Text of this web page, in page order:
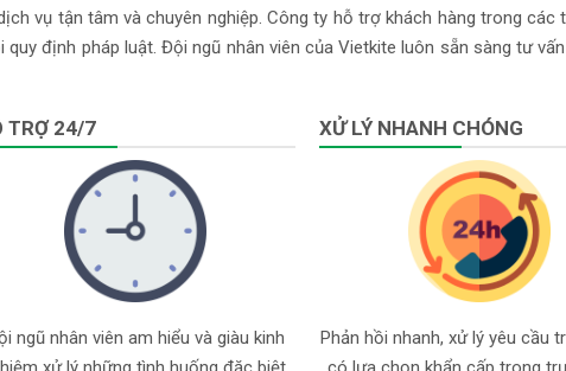
vụ tận tâm và chuyên nghiệp. Công ty hỗ trợ khách hàng trong
định pháp luật. Đội ngũ nhân viên của Vietkite luôn sẵn sàng tư
TRỢ 24/7
ngũ nhân viên am hiểu và giàu kinh
XỬ LÝ NHANH CHÓNG
Phản hồi nhanh, xử lý yêu cầu